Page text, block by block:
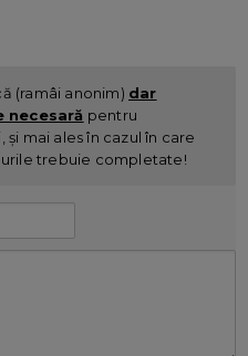
(ramâi anonim) dar
pentru
mai ales în cazul în care
trebuie completate!